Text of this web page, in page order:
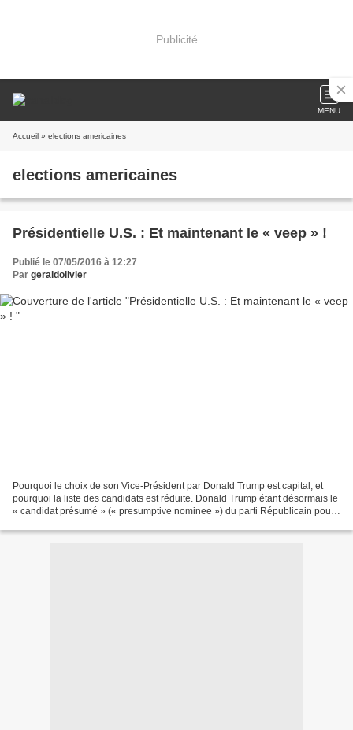
Publicité
MENU
Accueil » elections americaines
elections americaines
Présidentielle U.S. : Et maintenant le « veep » !
Publié le 07/05/2016 à 12:27
Par geraldolivier
Pourquoi le choix de son Vice-Président par Donald Trump est capital, et
pourquoi la liste des candidats est réduite. Donald Trump étant désormais le
« candidat présumé » (« presumptive nominee ») du parti Républicain pour